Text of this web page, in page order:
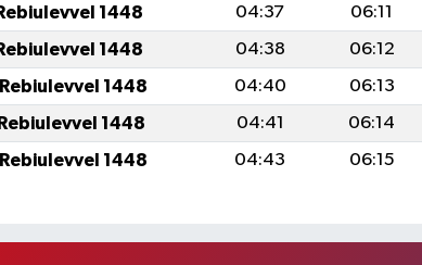
1448 04:37 06:11
1448 04:38 06:12
1448 04:40 06:13
1448 04:41 06:14
1448 04:43 06:15